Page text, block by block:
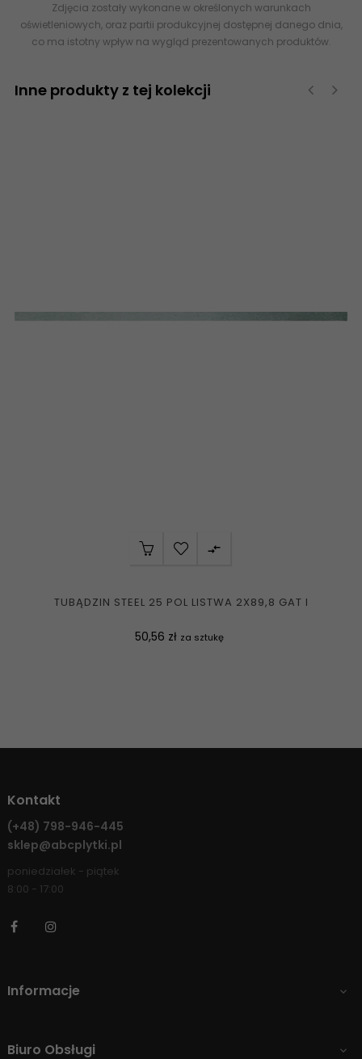
Zdjęcia zostały wykonane w określonych warunkach
oświetleniowych, oraz partii produkcyjnej dostępnej danego dnia,
co ma istotny wpływ na wygląd prezentowanych produktów.
Inne produkty z tej kolekcji

TUBĄDZIN STEEL 25 POL LISTWA 2X89,8 GAT I
Cena
50,56 zł za sztukę
Kontakt
(+48) 798-946-445
sklep@abcplytki.pl
poniedziałek - piątek
8:00 - 17:00
Facebook
Informacje 
Biuro Obsługi 